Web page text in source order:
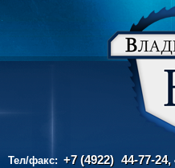
Тел/факс: +7 (4922) 44-77-24,